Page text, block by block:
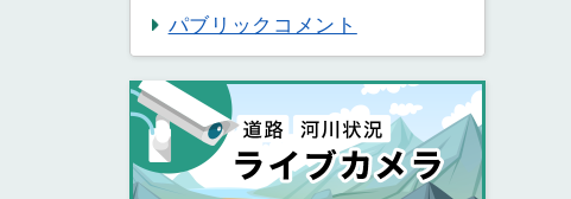
パブリックコメント